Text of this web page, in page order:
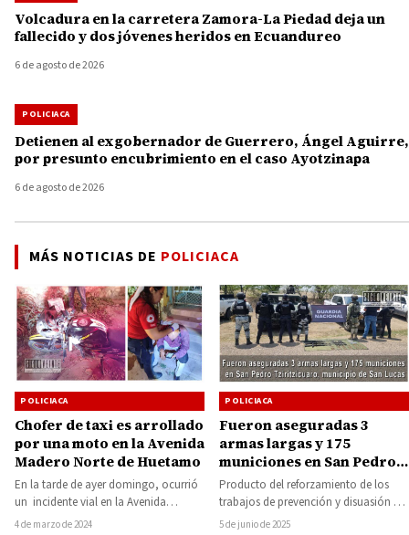
Volcadura en la carretera Zamora-La Piedad deja un
fallecido y dos jóvenes heridos en Ecuandureo
6 de agosto de 2026
POLICIACA
Detienen al exgobernador de Guerrero, Ángel Aguirre,
por presunto encubrimiento en el caso Ayotzinapa
6 de agosto de 2026
MÁS NOTICIAS DE POLICIACA
POLICIACA
Chofer de taxi es arrollado
por una moto en la Avenida
Madero Norte de Huetamo
En la tarde de ayer domingo, ocurrió
un incidente vial en la Avenida
Madero Norte, a la altura…
4 de marzo de 2024
POLICIACA
Fueron aseguradas 3
armas largas y 175
municiones en San Pedro
Tziritzícuaro, municipio
de San Lucas
Producto del reforzamiento de los
trabajos de prevención y disuasión del
delito en la entidad, a través de…
5 de junio de 2025